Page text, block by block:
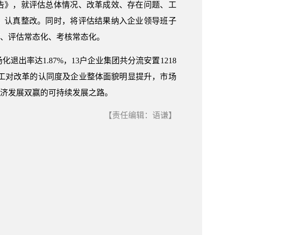
，就评估总体情况、改革成效、存在问题、工
真整改。同时，将评估结果纳入企业领导班子
评估常态化、考核常态化。
退出率达1.87%，13户企业集团共分流安置1218
对改革的认同度及企业整体面貌明显提升，市场
发展双赢的可持续发展之路。
【责任编辑：语谦】